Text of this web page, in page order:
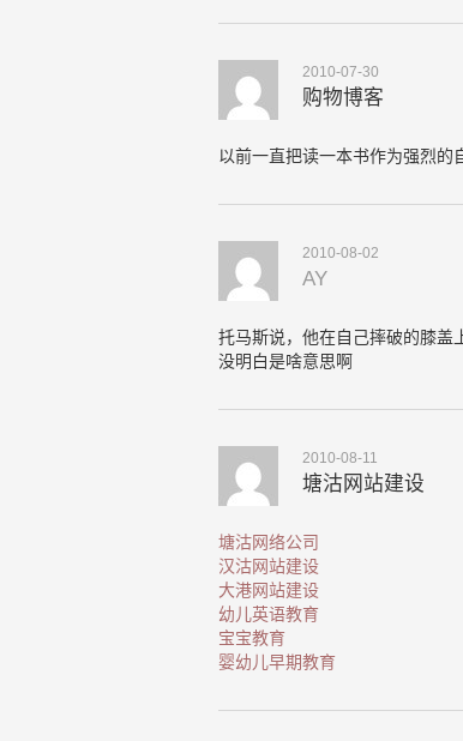
2010-07-30
购物博客
以前一直把读一本书作为强烈的
2010-08-02
AY
托马斯说，他在自己摔破的膝盖
没明白是啥意思啊
2010-08-11
塘沽网站建设
塘沽网络公司
汉沽网站建设
大港网站建设
幼儿英语教育
宝宝教育
婴幼儿早期教育